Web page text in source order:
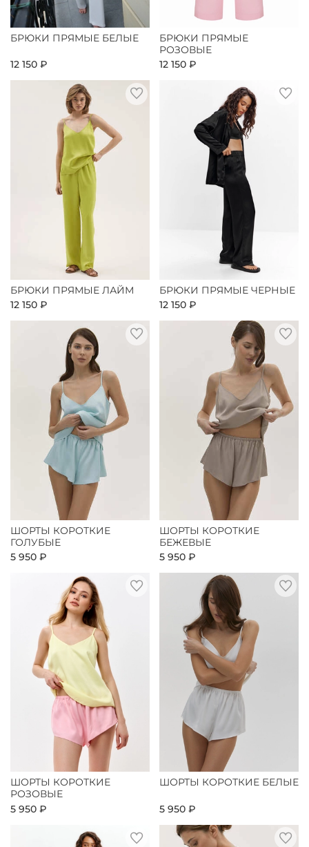
БРЮКИ ПРЯМЫЕ БЕЛЫЕ
12 150 ₽
БРЮКИ ПРЯМЫЕ
РОЗОВЫЕ
12 150 ₽
БРЮКИ ПРЯМЫЕ ЛАЙМ
12 150 ₽
БРЮКИ ПРЯМЫЕ ЧЕРНЫЕ
12 150 ₽
ШОРТЫ КОРОТКИЕ
ГОЛУБЫЕ
5 950 ₽
ШОРТЫ КОРОТКИЕ
БЕЖЕВЫЕ
5 950 ₽
ШОРТЫ КОРОТКИЕ
РОЗОВЫЕ
5 950 ₽
ШОРТЫ КОРОТКИЕ БЕЛЫЕ
5 950 ₽